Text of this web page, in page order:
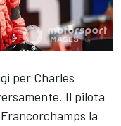
per Charles
Il pilota
la